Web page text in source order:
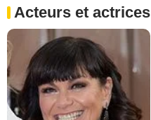
Acteurs et actrices